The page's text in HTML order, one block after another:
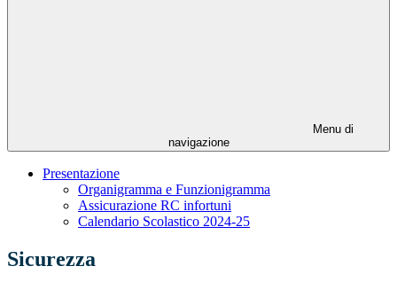
Menu di
navigazione
Presentazione
Organigramma e Funzionigramma
Assicurazione RC infortuni
Calendario Scolastico 2024-25
Sicurezza